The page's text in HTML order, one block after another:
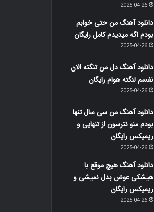
2025-04-26
دانلود آهنگ من حتی خوابم
بودم اگه میدیدم کامل رایگان
2025-04-26
دانلود آهنگ دل من تنگته الان
نفسم لنگته هوام رایگان
2025-04-26
دانلود آهنگ من سی سال تنها
بودم منو نترسون از تنهایی و
ریمیکس رایگان
2025-04-26
دانلود آهنگ هیچ موقع با
هیشکی عوض بدل نمیشی و
ریمیکس رایگان
2025-04-26